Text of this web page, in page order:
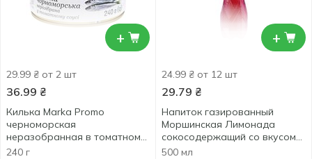
+
29.99 ₴ от 2 шт
36.99 ₴
Килька Marka Promo
черноморская
неразобранная в томатном
соусе 240г
240 г
+
24.99 ₴ от 12 шт
29.79 ₴
Напиток газированный
Моршинская Лимонада
сокосодержащий со вкусом
ягод 0,5л
500 мл